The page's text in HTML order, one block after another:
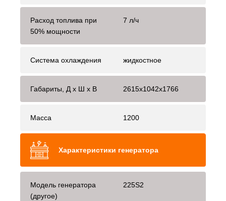
Расход топлива при
50% мощности
7 л/ч
Система охлаждения жидкостное
Габариты, Д x Ш x В 2615x1042x1766
Масса 1200
Характеристики генератора
Модель генератора
(другое)
225S2